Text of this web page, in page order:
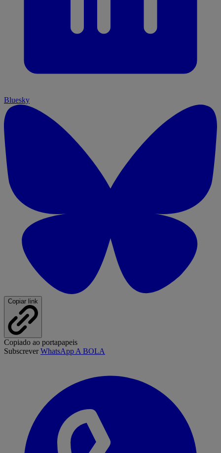
Bluesky
Copiar link
Copiado ao portapapeis
SubscreverWhatsApp A BOLA